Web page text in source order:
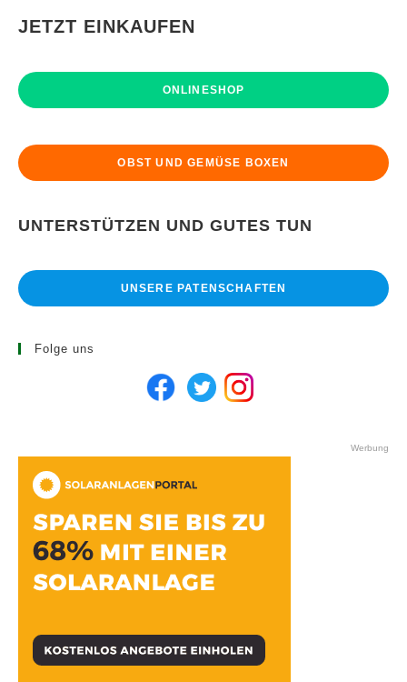
JETZT EINKAUFEN
ONLINESHOP
OBST UND GEMÜSE BOXEN
UNTERSTÜTZEN UND GUTES TUN
UNSERE PATENSCHAFTEN
Folge uns
Werbung